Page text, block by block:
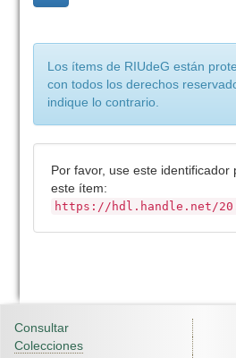
Los ítems de RIUdeG están
con todos los derechos
indique lo contrario.
Por favor, use este identificador
este ítem:
https://hdl.handle.net/
Consultar
Colecciones